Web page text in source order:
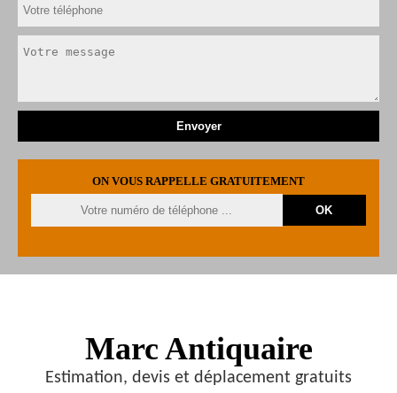
ON VOUS RAPPELLE GRATUITEMENT
Marc Antiquaire
Estimation, devis et déplacement gratuits